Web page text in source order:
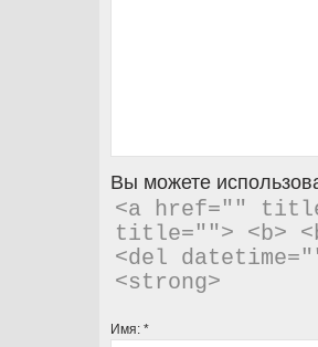
Вы можете
<a href=""
title=""> <b>
<del
<strong>
Имя: *